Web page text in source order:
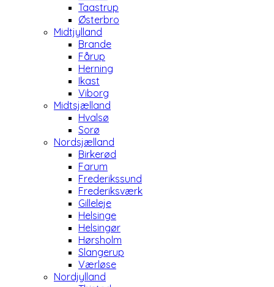
Taastrup
Østerbro
Midtjylland
Brande
Fårup
Herning
Ikast
Viborg
Midtsjælland
Hvalsø
Sorø
Nordsjælland
Birkerød
Farum
Frederikssund
Frederiksværk
Gilleleje
Helsinge
Helsingør
Hørsholm
Slangerup
Værløse
Nordjylland